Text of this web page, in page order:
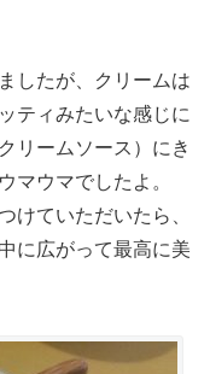
したが、クリームは
ティみたいな感じに
リームソース）にき
マウマでしたよ。
けていただいたら、
に広がって最高に美